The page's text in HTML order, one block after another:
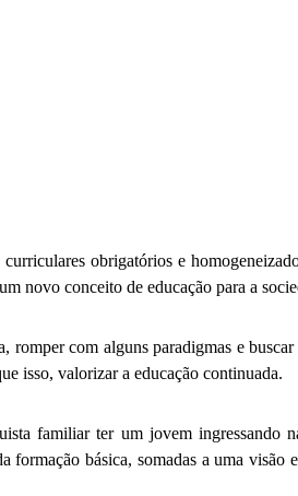
obrigatórios e
novo conceito de educação para a
com alguns paradigmas e
isso, valorizar a educação continuada.
familiar ter um jovem ingressando
básica, somadas a uma